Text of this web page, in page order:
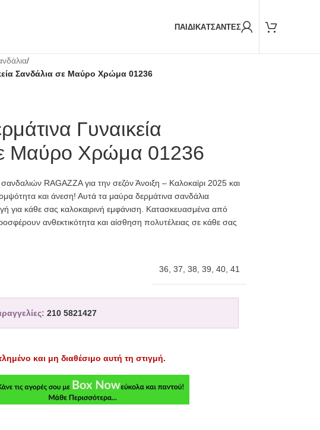
ΠΑΙΔΙΚΑΤΣΑΝΤΕΣ
/
Σανδάλια σε Μαύρο Χρώμα 01236
Γυναικεία
Μαύρο Χρώμα 01236
RAGAZZA για την σεζόν Άνοιξη – Καλοκαίρι 2025 και
και άνεση! Αυτά τα μαύρα δερμάτινα σανδάλια
για κάθε σας καλοκαιρινή εμφάνιση. Κατασκευασμένα από
ανθεκτικότητα και αίσθηση πολυτέλειας σε κάθε σας
36 37 38 39 40, 41
210 5821427
και μη διαθέσιμο αυτή τη στιγμή.